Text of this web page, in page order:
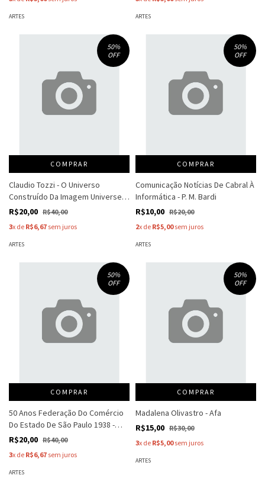
ARTES ARTES
50%
OFF
COMPRAR
Claudio Tozzi - O Universo
Construído Da Imagem Universe
Constructed - Jacob Klintowitz
R$20,00 R$40,00
3x de R$6,67 sem juros
ARTES
50%
OFF
COMPRAR
Comunicação Notícias De Cabral À
Informática - P. M. Bardi
R$10,00 R$20,00
2x de R$5,00sem juros
ARTES
50%
OFF
COMPRAR
50 Anos Federação Do Comércio
Do Estado De São Paulo 1938 -
1988 - Jacob Klintowitz
R$20,00 R$40,00
3x de R$6,67 sem juros
ARTES
50%
OFF
COMPRAR
Madalena Olivastro - Afa
R$15,00 R$30,00
3x de R$5,00sem juros
ARTES